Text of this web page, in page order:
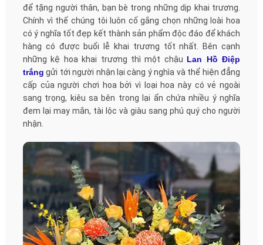
để tặng người thân, bạn bè trong những dịp khai trương.
Chính vì thế chúng tôi luôn cố gắng chọn những loài hoa
có ý nghĩa tốt đẹp kết thành sản phẩm độc đáo để khách
hàng có được buổi lễ khai trương tốt nhất. Bên cạnh
những kệ hoa khai trương thì một chậu Lan Hồ Điệp
trắng gửi tới người nhận lại càng ý nghìa và thể hiện đẳng
cấp của người chơi hoa bởi vì loại hoa này có vẻ ngoài
sang trọng, kiêu sa bên trong lại ẩn chứa nhiều ý nghĩa
đem lại may mắn, tài lộc và giàu sang phú quý cho người
nhận.